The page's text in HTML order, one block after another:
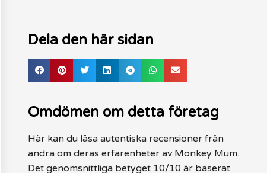
Dela den här sidan
Omdömen om detta företag
Här kan du läsa autentiska recensioner från
andra om deras erfarenheter av Monkey Mum.
Det genomsnittliga betyget 10/10 är baserat